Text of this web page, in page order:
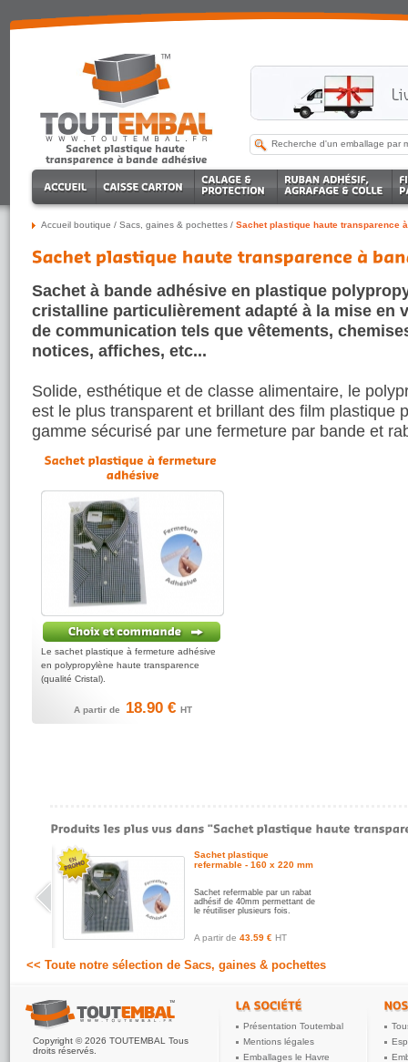
Accueil boutique / Sacs, gaines & pochettes / Sachet plastique haute transparence
Sachet à bande adhésive en plastique
cristalline particulièrement adapté à la mise en
de communication tels que vêtements,
notices, affiches, etc...
Solide, esthétique et de classe alimentaire, le
est le plus transparent et brillant des film plastique
gamme sécurisé par une fermeture par bande et
Le sachet plastique à fermeture adhésive
en polypropylène haute transparence
(qualité Cristal).
A partir de 18.90 € HT
Sachet plastique
refermable - 160 x 220 mm
Sachet refermable par un rabat
adhésif de 40mm permettant de
le réutiliser plusieurs fois.
A partir de 43.59 € HT
<< Toute notre sélection de Sacs, gaines & pochettes
Copyright © 2026 TOUTEMBAL Tous
droits réservés.
Présentation Toutembal
Mentions légales
Emballages le Havre